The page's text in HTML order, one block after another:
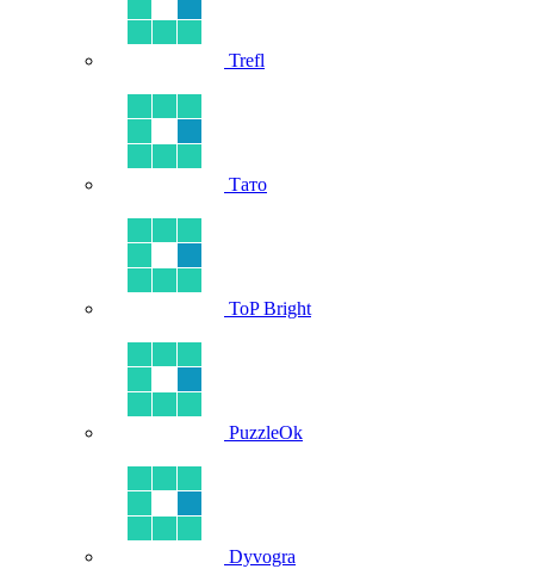
Trefl
Тато
ToP Bright
PuzzleOk
Dyvogra